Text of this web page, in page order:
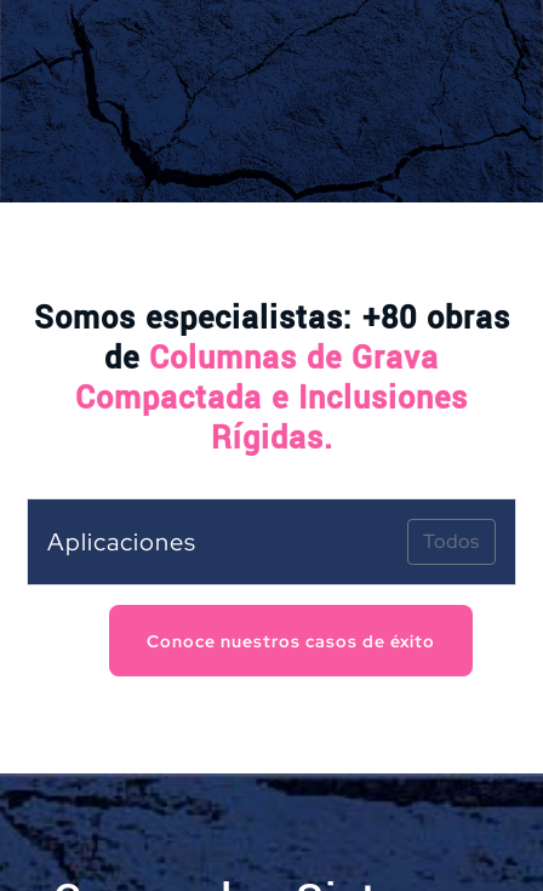
Somos especialistas: +80 obras
de Columnas de Grava
Compactada e Inclusiones
Rígidas.
Aplicaciones Todos
Conoce nuestros casos de éxito